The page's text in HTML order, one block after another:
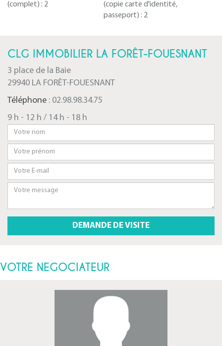
(complet) : 2
(copie carte d'identité,
passeport) : 2
CLG IMMOBILIER LA FORÊT-FOUESNANT
3 place de la Baie
29940 LA FORÊT-FOUESNANT
Téléphone : 02.98.98.34.75
9 h - 12 h / 14 h - 18 h
VOTRE NEGOCIATEUR